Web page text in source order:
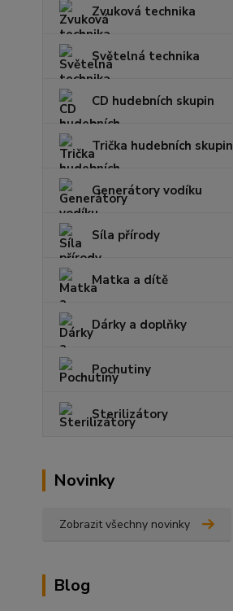
Zvuková technika
Světelná technika
CD hudebních skupin
Trička hudebních skupin
Generátory vodíku
Síla přírody
Matka a dítě
Dárky a doplňky
Pochutiny
Sterilizátory
Novinky
Zobrazit všechny novinky
Blog